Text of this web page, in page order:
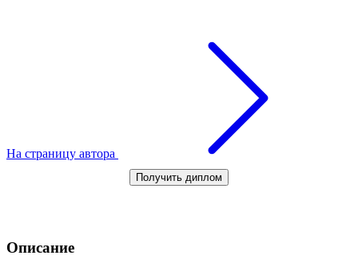
На страницу автора
Получить диплом
Описание